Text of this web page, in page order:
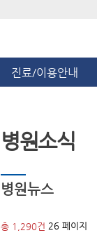
진료/이용안내
병원소식
병원뉴스
총 1,290건 26 페이지